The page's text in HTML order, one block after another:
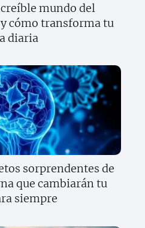
mundo del
cómo transforma tu
diaria
sorprendentes de
que cambiarán tu
siempre